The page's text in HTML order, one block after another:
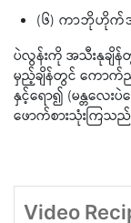
(၆) ကာဘိုဟိုက်ဒရိ
ပဲလွန်းကို အသီးနုချိန်
မှည့်ချိန်တွင် ကောက်ညှင်
နှင့်ရော၍ (မန္တလေးပဲ
ဖောက်စားသုံးကြသည်
Video